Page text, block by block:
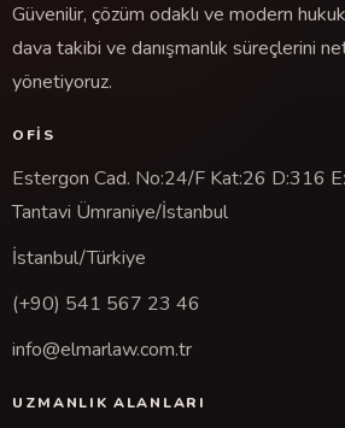
Güvenilir, çözüm odaklı ve modern
dava takibi ve danışmanlık süreçlerini
yönetiyoruz.
OFIS
Estergon Cad. No:24/F Kat:26 D:316
Tantavi Ümraniye/İstanbul
İstanbul/Türkiye
(+90) 541 567 23 46
info@elmarlaw.com.tr
UZMANLIK ALANLARI